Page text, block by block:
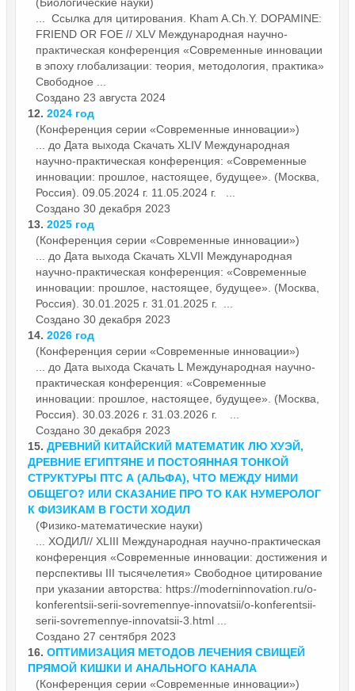
... Ссылка для цитирования. Kham A.Ch.Y. DOPAMINE:
FRIEND OR FOE // XLV Международная научно-
практическая конференция «Современные инновации
в эпоху глобализации: теория, методология, практика»
Свободное ...
Создано 23 августа 2024
12. 2024 год
(Конференция серии «Современные инновации»)
... до Дата выхода Скачать XLIV Международная
научно-практическая конференция: «Современные
инновации: прошлое, настоящее, будущее». (Москва,
Россия). 09.05.2024 г. 11.05.2024 г. ...
Создано 30 декабря 2023
13. 2025 год
(Конференция серии «Современные инновации»)
... до Дата выхода Скачать XLVII Международная
научно-практическая конференция: «Современные
инновации: прошлое, настоящее, будущее». (Москва,
Россия). 30.01.2025 г. 31.01.2025 г. ...
Создано 30 декабря 2023
14. 2026 год
(Конференция серии «Современные инновации»)
... до Дата выхода Скачать L Международная научно-
практическая конференция: «Современные
инновации: прошлое, настоящее, будущее». (Москва,
Россия). 30.03.2026 г. 31.03.2026 г. ...
Создано 30 декабря 2023
15. ДРЕВНИЙ КИТАЙСКИЙ МАТЕМАТИК ЛЮ ХУЭЙ,
ДРЕВНИЕ ЕГИПТЯНЕ И ПОСТОЯННАЯ ТОНКОЙ
СТРУКТУРЫ ПТС Α (АЛЬФА), ЧТО МЕЖДУ НИМИ
ОБЩЕГО? ИЛИ СКАЗАНИЕ ПРО ТО КАК НУМЕРОЛОГ
К ФИЗИКАМ В ГОСТИ ХОДИЛ
(Физико-математические науки)
... ХОДИЛ// XLIII Международная научно-практическая
конференция «Современные инновации: достижения и
перспективы III тысячелетия» Свободное цитирование
при указании авторства: https://moderninnovation.ru/o-
konferentsii-serii-sovremennye-innovatsii/o-konferentsii-
serii-sovremennye-innovatsii-3.html ...
Создано 27 сентября 2023
16. ОПТИМИЗАЦИЯ МЕТОДОВ ЛЕЧЕНИЯ СВИЩЕЙ
ПРЯМОЙ КИШКИ И АНАЛЬНОГО КАНАЛА
(Конференция серии «Современные инновации»)